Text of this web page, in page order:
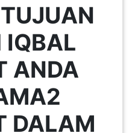
IQBAL
ANDA
DALAM